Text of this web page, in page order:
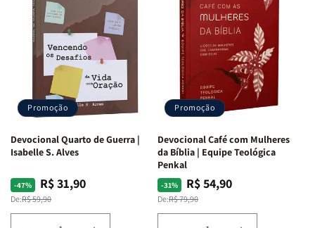
Promoção
Devocional Quarto de Guerra |
Isabelle S. Alves
-47%
Preço
normal
De:R$ 59,90
Preço
promocional
R$ 31,90
Promoção
Devocional Café com Mulheres
da Bíblia | Equipe Teológica
Penkal
-31%
Preço
normal
De:R$ 79,90
Preço
promocional
R$ 54,90